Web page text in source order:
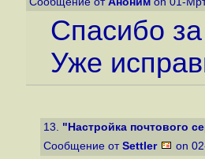
Спасибо
Уже
13. "Настройка почтового
Сообщение от Settler on